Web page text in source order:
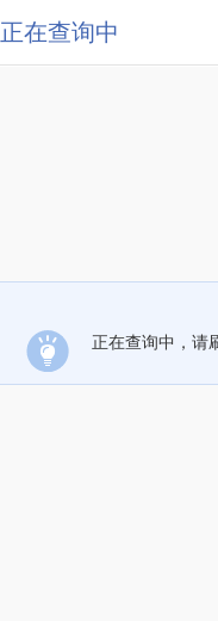
正在查询中
正在查询中，请